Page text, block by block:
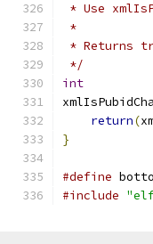
* Use
*
* Returns
*/
int
return(
}
#define
#include